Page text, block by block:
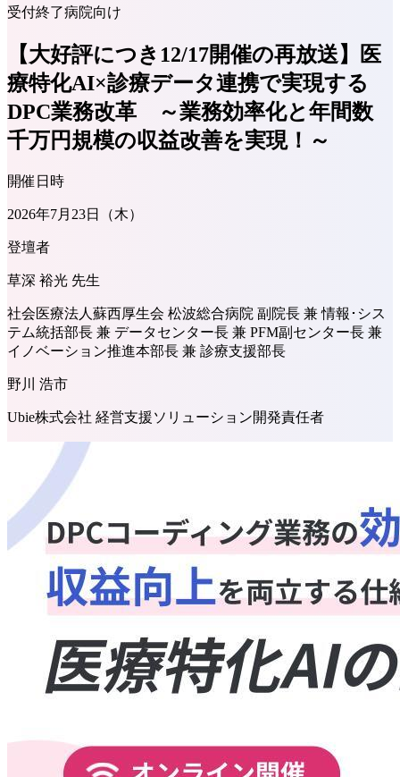
受付終了病院向け
【大好評につき12/17開催の再放送】医
療特化AI×診療データ連携で実現する
DPC業務改革 ～業務効率化と年間数
千万円規模の収益改善を実現！～
開催日時
2026年7月23日（木）
登壇者
草深 裕光 先生
社会医療法人蘇西厚生会 松波総合病院 副院長 兼 情報･シス
テム統括部長 兼 データセンター長 兼 PFM副センター長 兼
イノベーション推進本部長 兼 診療支援部長
野川 浩市
Ubie株式会社 経営支援ソリューション開発責任者